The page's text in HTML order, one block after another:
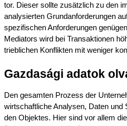
tor. Dieser sollte zusätz­lich zu den
analy­sier­ten Grund­an­for­de­run­gen
spe­zi­fi­schen Anfor­de­run­gen
Media­tors wird bei Trans­ak­tio­nen
trieb­li­chen Konflik­ten mit weniger
Gazdasá­gi adatok
Den gesam­ten Prozess der
wirtschaft­li­che Analy­sen, Daten
den Objek­tes. Hier sind vor allem